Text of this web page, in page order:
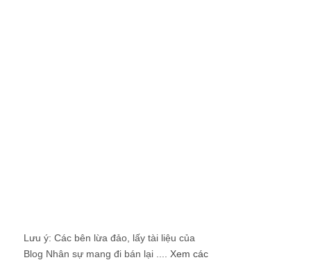
Lưu ý: Các bên lừa đảo, lấy tài liệu của
Blog Nhân sự mang đi bán lại .... Xem các